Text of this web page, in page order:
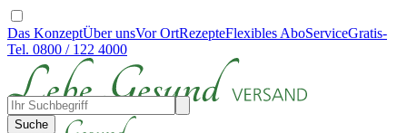
Das KonzeptÜber unsVor OrtRezepteFlexibles AboServiceGratis-
Tel. 0800 / 122 4000
Suche